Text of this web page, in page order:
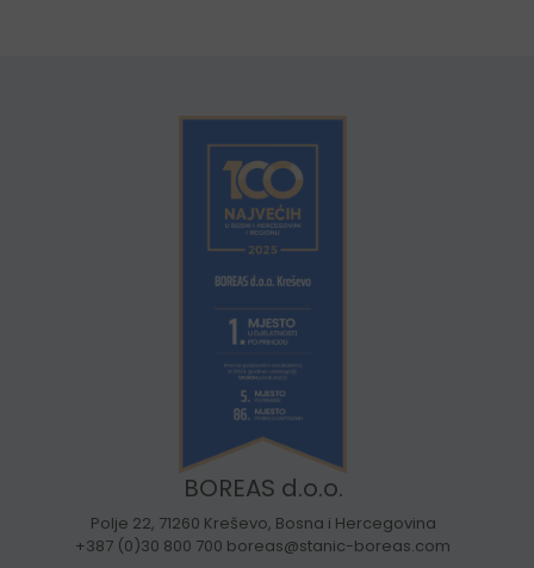
BOREAS d.o.o.
Polje 22, 71260 Kreševo, Bosna i Hercegovina
+387 (0)30 800 700 boreas@stanic-boreas.com